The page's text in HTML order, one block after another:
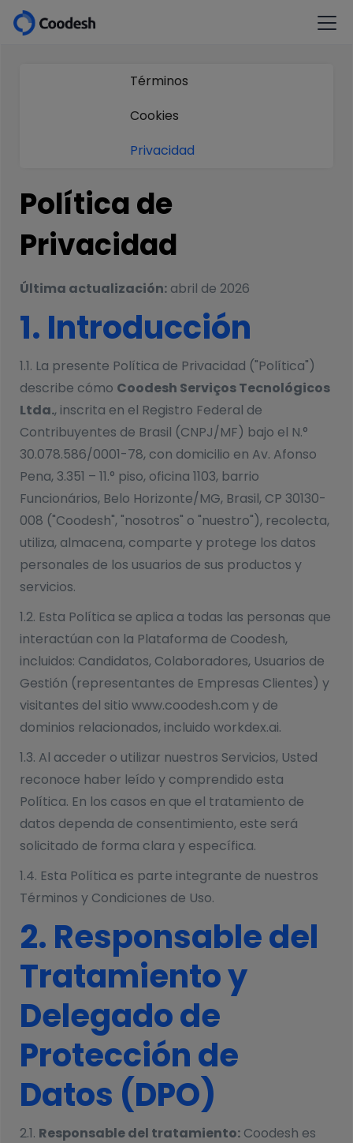
Términos
Cookies
Privacidad
Política de
Privacidad
Última actualización: abril de 2026
1. Introducción
1.1. La presente Política de Privacidad ("Política")
describe cómo Coodesh Serviços Tecnológicos
Ltda., inscrita en el Registro Federal de
Contribuyentes de Brasil (CNPJ/MF) bajo el N.°
30.078.586/0001-78, con domicilio en Av. Afonso
Pena, 3.351 – 11.° piso, oficina 1103, barrio
Funcionários, Belo Horizonte/MG, Brasil, CP 30130-
008 ("Coodesh", "nosotros" o "nuestro"), recolecta,
utiliza, almacena, comparte y protege los datos
personales de los usuarios de sus productos y
servicios.
1.2. Esta Política se aplica a todas las personas que
interactúan con la Plataforma de Coodesh,
incluidos: Candidatos, Colaboradores, Usuarios de
Gestión (representantes de Empresas Clientes) y
visitantes del sitio www.coodesh.com y de
dominios relacionados, incluido workdex.ai.
1.3. Al acceder o utilizar nuestros Servicios, Usted
reconoce haber leído y comprendido esta
Política. En los casos en que el tratamiento de
datos dependa de consentimiento, este será
solicitado de forma clara y específica.
1.4. Esta Política es parte integrante de nuestros
Términos y Condiciones de Uso.
2. Responsable del
Tratamiento y
Delegado de
Protección de
Datos (DPO)
2.1. Responsable del tratamiento: Coodesh es